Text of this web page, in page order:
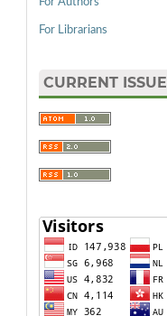
For Librarians
CURRENT ISSUE